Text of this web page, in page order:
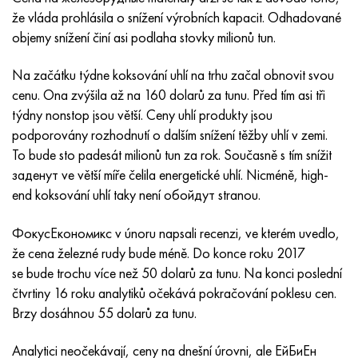
že vláda prohlásila o snížení výrobních kapacit. Odhadované
objemy snížení činí asi podlaha stovky milionů tun.
Na začátku týdne koksování uhlí na trhu začal obnovit svou
cenu. Ona zvýšila až na 160 dolarů za tunu. Před tím asi tři
týdny nonstop jsou větší. Ceny uhlí produkty jsou
podporovány rozhodnutí o dalším snížení těžby uhlí v zemi.
To bude sto padesát milionů tun za rok. Současně s tím snížit
заденут ve větší míře čelila energetické uhlí. Nicméně, high-
end koksování uhlí taky není обойдут stranou.
ФокусЕкономикс v únoru napsali recenzi, ve kterém uvedlo,
že cena železné rudy bude méně. Do konce roku 2017
se bude trochu více než 50 dolarů za tunu. Na konci poslední
čtvrtiny 16 roku analytiků očekává pokračování poklesu cen.
Brzy dosáhnou 55 dolarů za tunu.
Analytici neočekávají, ceny na dnešní úrovni, ale ЕйБиЕн
Inotherm
incotest
Jette M152
Kobalt 6B
maraging 250
René 41
Maraging 300
Maraging 350
MP35N
47ND
47НХР
49 KF
49K2F, 49K2FA-VI
Slitina 50N
Slitina 50NP
50 NHS
Slitina 52N
52K12F
HN62VMYUT
HN62MVKYU
HN63 MB
XN65VM
KhN65VMTYu
KhN67MVTYu
KhN68VKTYU
KhN68VMTYUK-vd
KhN70VMTYu
VT-35
PT-1M
PT-3V
PT-7M
2B
SPT-2 sv
AT3
3M
TL3
1.4466 - AISI 310MoLn
Slitina Al6xn
15-7Ph® - 1,4532
PH 13-8 Po - 1,4534
1,4542 - 17-4Ph®
Custom 455® - 1.4543 - uns s45500
1,4545 - 15-5Ph®
1,4548 - 17-4Ph®
1,4550 - AISI 347
10X17H13M3T
10X18N18Yu4D
11X11N2V2MF
12Х18Н9Т
13X11N2V2MF
15x11mf
15x12vnmf
15H12H2MVFAB
15X16K5N2MVFAB
2,0872, CuNi10Fe1Mn, Cw352h
Silikonový hliníkový bronz
CW301G, C64200
křemíkový bronz
C65500, CuAl11Fe3
C65620, CuSi3Fe2Zn3
C65100, CuSi 1,5
Cín-olověný bronz
c92200, CuSn6Zn4Pb2
Červená mosaz
C84400, CuSn2ZnPb
C83600, CuSn5ZnPb
45G2, 45g2, AISI 1144
Legovaná konstrukční ocel
10g2, 10g2, AISI 1513
12X2H4A, 15NiCr13, 1,5752
AC14, 11SMnPb30
20G, 20mn5
20XH3A, AISI 4320, 20hn3a
20HM, 24CrMo5, 20hm
25KhGM, 20CrMo5, 1,7264
Р6М5, 1.3343, hs6-5-2, sw7m
Р6М5К5, 1,3243, hs6-5-2-5
R6M5F3, 1,3344, hs6-5-3
Р9М4К8,1,3207
R12F3, 1,3318, sw12
P18, 1,3355, hs18-0-1, sw18
Uhlíková ocel
У10,1.1645, C105W1
11G12, 110G13L, X120Mn12